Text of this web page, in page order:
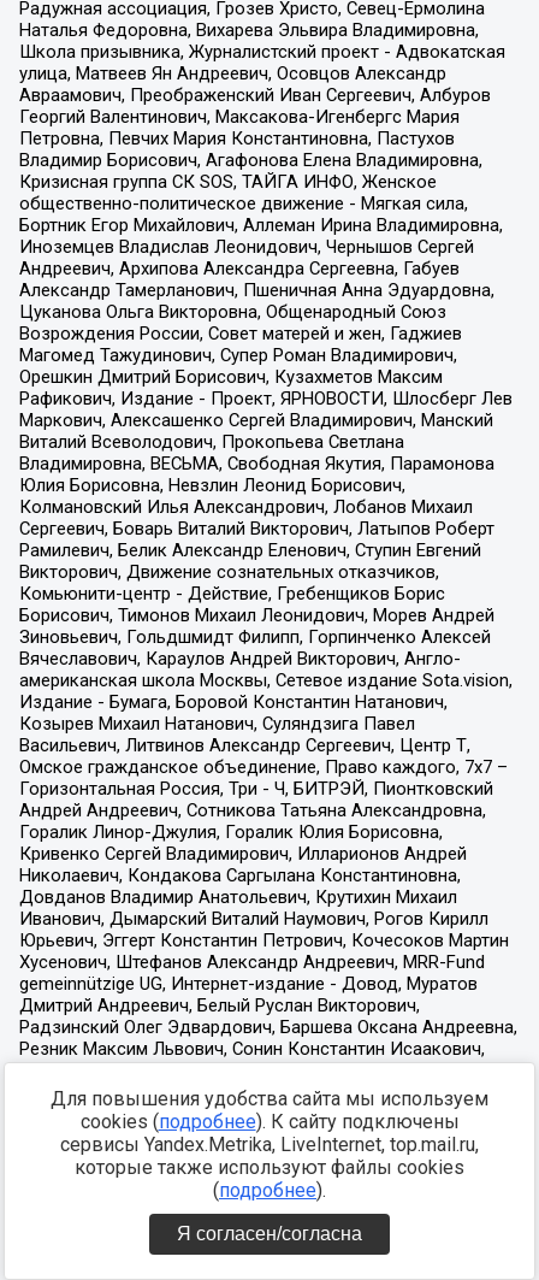
Для повышения удобства сайта мы используем
cookies (подробнее). К сайту подключены
сервисы Yandex.Metrika, LiveInternet, top.mail.ru,
которые также используют файлы cookies
(подробнее).
Я согласен/согласна